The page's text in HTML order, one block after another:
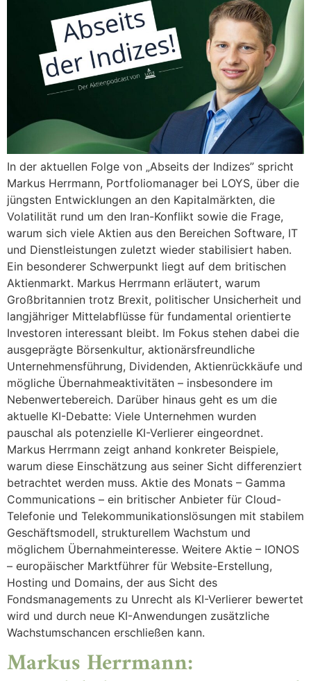
In der aktuellen Folge von „Abseits der Indizes” spricht
Markus Herrmann, Portfoliomanager bei LOYS, über die
jüngsten Entwicklungen an den Kapitalmärkten, die
Volatilität rund um den Iran-Konflikt sowie die Frage,
warum sich viele Aktien aus den Bereichen Software, IT
und Dienstleistungen zuletzt wieder stabilisiert haben.
Ein besonderer Schwerpunkt liegt auf dem britischen
Aktienmarkt. Markus Herrmann erläutert, warum
Großbritannien trotz Brexit, politischer Unsicherheit und
langjähriger Mittelabflüsse für fundamental orientierte
Investoren interessant bleibt. Im Fokus stehen dabei die
ausgeprägte Börsenkultur, aktionärsfreundliche
Unternehmensführung, Dividenden, Aktienrückkäufe und
mögliche Übernahmeaktivitäten – insbesondere im
Nebenwertebereich. Darüber hinaus geht es um die
aktuelle KI-Debatte: Viele Unternehmen wurden
pauschal als potenzielle KI-Verlierer eingeordnet.
Markus Herrmann zeigt anhand konkreter Beispiele,
warum diese Einschätzung aus seiner Sicht differenziert
betrachtet werden muss. Aktie des Monats – Gamma
Communications – ein britischer Anbieter für Cloud-
Telefonie und Telekommunikationslösungen mit stabilem
Geschäftsmodell, strukturellem Wachstum und
möglichem Übernahmeinteresse. Weitere Aktie – IONOS
– europäischer Marktführer für Website-Erstellung,
Hosting und Domains, der aus Sicht des
Fondsmanagements zu Unrecht als KI-Verlierer bewertet
wird und durch neue KI-Anwendungen zusätzliche
Wachstumschancen erschließen kann.
Markus Herrmann: